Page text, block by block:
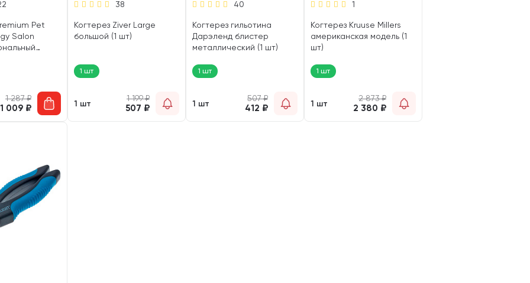
Pet
Salon
(1 шт)
1 287₽
1 009 ₽
38
Когтерез Ziver Large
большой (1 шт)
1 шт
1 шт
1 199₽
507 ₽
40
Когтерез гильотина
Дарэленд блистер
металлический (1 шт)
1 шт
1 шт
507₽
412 ₽
1
Когтерез Kruuse Millers
американская модель (1
шт)
1 шт
1 шт
2 873₽
2 380 ₽